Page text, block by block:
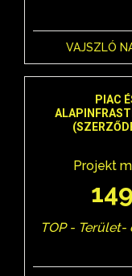
VAJSZLÓ
PIAC
Projekt
TOP -